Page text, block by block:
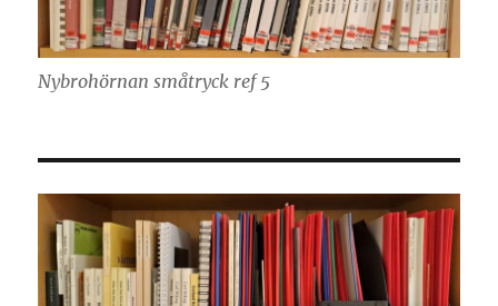
Nybrohörnan småtryck ref 5